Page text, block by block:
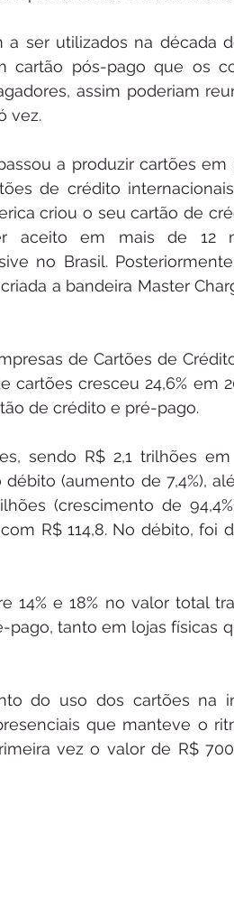
ser utilizados na década
cartão pós-pago que os
assim poderiam
vez.
a produzir cartões em
de crédito
criou o seu cartão de
aceito em mais de 12
no Brasil.
a bandeira Master
de Cartões de
cresceu 24,6% em
de crédito e pré-pago.
sendo R$ 2,1 trilhões
(aumento de 7,4%),
(crescimento de
R$ 114,8. No débito, foi
14% e 18% no valor total
tanto em lojas físicas
do uso dos cartões na
que manteve o
vez o valor de R$